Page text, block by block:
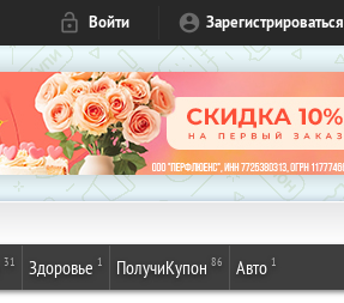
Войти Зарегистрироваться
31 Здоровье 1 ПолучиКупон 86 Авто 1